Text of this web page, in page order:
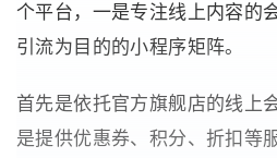
个平台，一是专注线上内容的
引流为目的的小程序矩阵。
首先是依托官方旗舰店的线上
是提供优惠券、积分、折扣等